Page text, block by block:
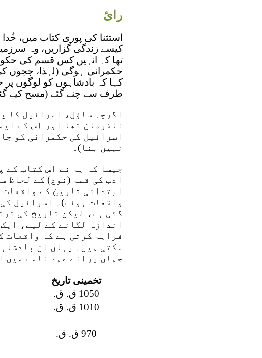
رائ
استثنا کی پوری کتاب میں،
کیسے زندگی گزاریں، وہ
تھا کہ انہیں کس قسم کی
کہا کہ بادشاہوں کو لوگوں
طرف سے چنے گئے (مسح کیے
اگرچہ ساؤل، اسرائیل کا
نافرمان تھا اور اس کے
اسرائیل کی حکمرانی کو
نہیں بنا)۔
جیسا کہ ہم نے اس کتاب کے
ادب کی قسم (نوع) کے لحاظ
ابتدائی تاریخ کے
واقعات ہوئے)۔ اسرائیل
گئی ہے، لیکن تاریخ کی
اندازہ لگانے کے لیے،
فراہم کرتی ہے کہ واقعات
سکتی ہیں۔ یہاں ان
جہاں پرانے عہد نامے میں
تخمینی تاریخ
1050 ق. ق.
1010 ق. ق.
970 ق. ق.